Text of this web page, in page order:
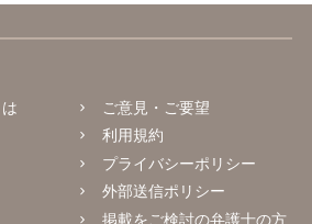
ご意見・ご要望
利用規約
プライバシーポリシー
外部送信ポリシー
掲載をご検討の弁護士の方